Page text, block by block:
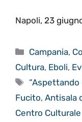
Napoli, 23
Categorie
Campania,
Cultura, Eboli,
Tag
“Aspettando
Fucito, Antisala
Centro